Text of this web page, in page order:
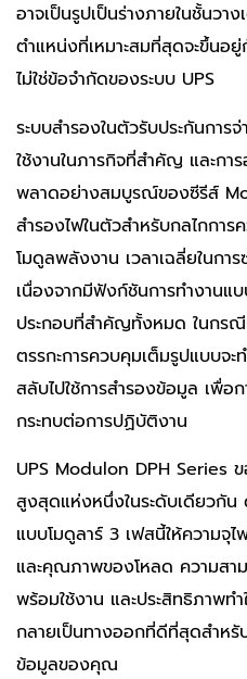
อาจเป็นรูปเป็นร่างภายในชั้นวา
ตำแหน่งที่เหมาะสมที่สุดจะขึ้นอ
ไม่ใช่ข้อจำกัดของระบบ UPS
ระบบสำรองในตัวรับประกันการ
ใช้งานในภารกิจที่สำคัญ และก
พลาดอย่างสมบูรณ์ของซีรีส์
สำรองไฟในตัวสำหรับกลไกการ
โมดูลพลังงาน เวลาเฉลี่ยในกา
เนื่องจากมีฟังก์ชันการทำงานแ
ประกอบที่สำคัญทั้งหมด ในกร
ตรรกะการควบคุมเต็มรูปแบบจะ
สลับไปใช้การสำรองข้อมูล เพื่อ
กระทบต่อการปฏิบัติงาน
UPS Modulon DPH Series
สูงสุดแห่งหนึ่งในระดับเดียวกั
แบบโมดูลาร์ 3 เฟสนี้ให้ความ
และคุณภาพของโหลด ความสา
พร้อมใช้งาน และประสิทธิภาพท
กลายเป็นทางออกที่ดีที่สุดสำหรั
ข้อมูลของคุณ